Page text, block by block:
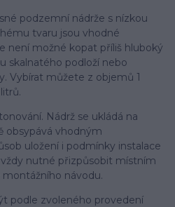
podzemní nádrže s nízkou
tvaru jsou vhodné
není možné kopat příliš hluboký
skalnatého podloží nebo
Vybírat můžete z objemů 1
Nádrž se ukládá na
obsypává vhodným
uložení i podmínky instalace
nutné přizpůsobit místním
návodu.
podle zvoleného provedení